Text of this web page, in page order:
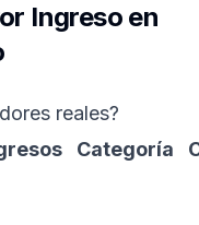
Ingreso en
reales?
Categoría